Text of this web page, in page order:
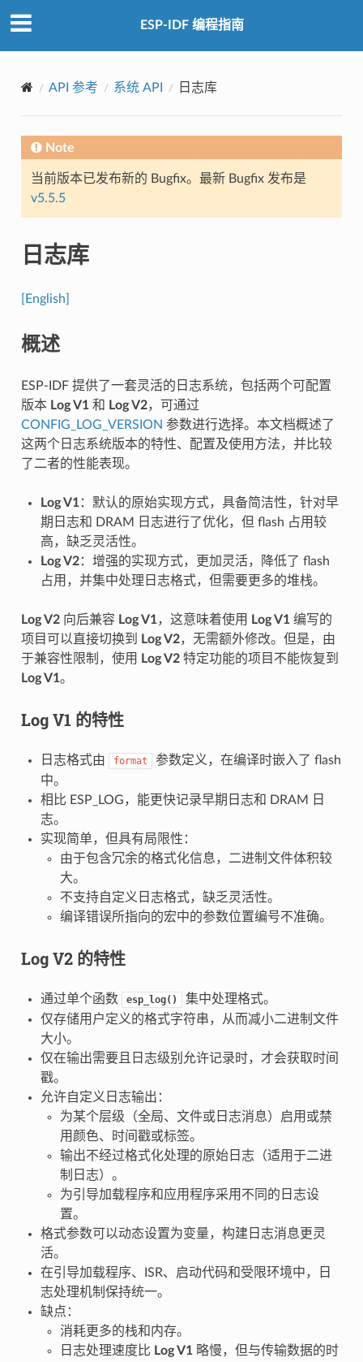
ESP-IDF 编程指南
API 参考 系统 API 日志库
Note
当前版本已发布新的 Bugfix。最新 Bugfix 发布是
v5.5.5
日志库
[English]
概述
ESP-IDF 提供了一套灵活的日志系统，包括两个可配置
版本 Log V1和 Log V2，可通过
CONFIG_LOG_VERSION 参数进行选择。本文档概述了
这两个日志系统版本的特性、配置及使用方法，并比较
了二者的性能表现。
Log V1：默认的原始实现方式，具备简洁性，针对早
期日志和 DRAM 日志进行了优化，但 flash 占用较
高，缺乏灵活性。
Log V2：增强的实现方式，更加灵活，降低了 flash
占用，并集中处理日志格式，但需要更多的堆栈。
Log V2向后兼容 Log V1，这意味着使用 Log V1编写的
项目可以直接切换到
Log V2，无需额外修改。但是，由
于兼容性限制，使用
Log V2特定功能的项目不能恢复到
Log V1。
Log V1的特性
日志格式由 format
参数定义，在编译时嵌入了 flash
中。
相比 ESP_LOG，能更快记录早期日志和 DRAM 日
志。
实现简单，但具有局限性：
由于包含冗余的格式化信息，二进制文件体积较
大。
不支持自定义日志格式，缺乏灵活性。
编译错误所指向的宏中的参数位置编号不准确。
Log V2的特性
通过单个函数 esp_log()
集中处理格式。
仅存储用户定义的格式字符串，从而减小二进制文件
大小。
仅在输出需要且日志级别允许记录时，才会获取时间
戳。
允许自定义日志输出：
为某个层级（全局、文件或日志消息）启用或禁
用颜色、时间戳或标签。
输出不经过格式化处理的原始日志（适用于二进
制日志）。
为引导加载程序和应用程序采用不同的日志设
置。
格式参数可以动态设置为变量，构建日志消息更灵
活。
在引导加载程序、ISR、启动代码和受限环境中，日
志处理机制保持统一。
缺点：
消耗更多的栈和内存。
日志处理速度比 Log V1略慢，但与传输数据的时